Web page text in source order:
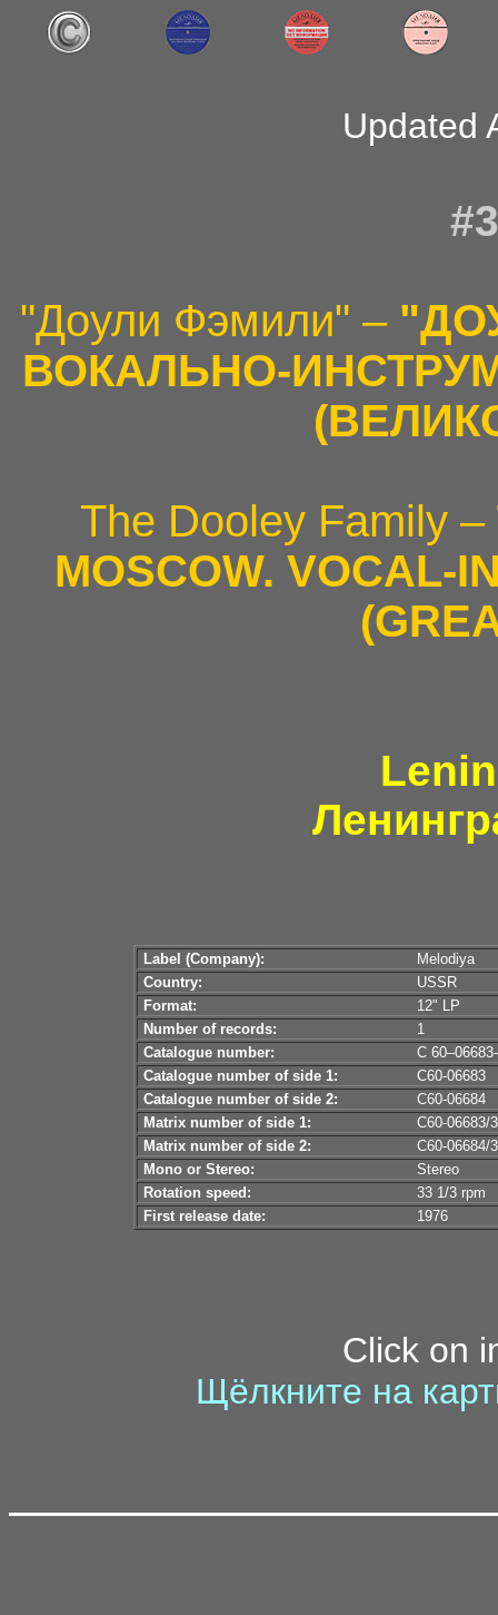
Updated
"Доули Фэмили" –
ВОКАЛЬНО-
The Dooley Family –
MOSCOW. VOCAL-
Label (Company):
Melodiya
Country:
USSR
Format:
12" LP
Number of records:
1
Catalogue number:
С
Catalogue number of side 1:
С60-06683
Catalogue number of side 2:
С60-06684
Matrix number of side 1:
С60-06683/
Matrix number of side 2:
С60-06684/
Mono or Stereo:
Stereo
Rotation speed:
33 1/3 rpm
First release date:
1976
Click on
Щёлкните на